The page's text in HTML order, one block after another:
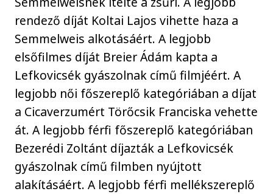
rendező díját Koltai Lajos vihette haza a
Semmelweis alkotásáért. A legjobb
elsőfilmes díját Breier Ádám kapta a
Lefkovicsék gyászolnak című filmjéért. A
legjobb női főszereplő kategóriában a díjat
a Cicaverzumért Törőcsik Franciska vehette
át. A legjobb férfi főszereplő kategóriában
Bezerédi Zoltánt díjazták a Lefkovicsék
gyászolnak című filmben nyújtott
alakításáért. A legjobb férfi mellékszereplő